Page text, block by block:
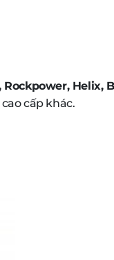
Helix,
cấp khác.